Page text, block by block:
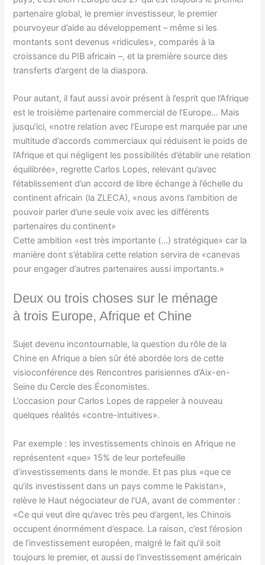
partenaire global, le premier investisseur, le premier
pourvoyeur d’aide au développement – même si les
montants sont devenus «ridicules», comparés à la
croissance du PIB africain –, et la première source des
transferts d’argent de la diaspora.
Pour autant, il faut aussi avoir présent à l’esprit que l’Afrique
est le troisième partenaire commercial de l’Europe… Mais
jusqu’ici, «notre relation avec l’Europe est marquée par une
multitude d’accords commerciaux qui réduisent le poids de
l’Afrique et qui négligent les possibilités d’établir une relation
équilibrée», regrette Carlos Lopes, relevant qu’avec
l’établissement d’un accord de libre échange à l’échelle du
continent africain (la ZLECA), «nous avons l’ambition de
pouvoir parler d’une seule voix avec les différents
partenaires du continent»
Cette ambition «est très importante (…) stratégique» car la
manière dont s’établira cette relation servira de «canevas
pour engager d’autres partenaires aussi importants.»
Deux ou trois choses sur le ménage
à trois Europe, Afrique et Chine
Sujet devenu incontournable, la question du rôle de la
Chine en Afrique a bien sûr été abordée lors de cette
visioconférence des Rencontres parisiennes d’Aix-en-
Seine du Cercle des Économistes.
L’occasion pour Carlos Lopes de rappeler à nouveau
quelques réalités «contre-intuitives».
Par exemple : les investissements chinois en Afrique ne
représentent «que» 15% de leur portefeuille
d’investissements dans le monde. Et pas plus «que ce
qu’ils investissent dans un pays comme le Pakistan»,
relève le Haut négociateur de l’UA, avant de commenter :
«Ce qui veut dire qu’avec très peu d’argent, les Chinois
occupent énormément d’espace. La raison, c’est l’érosion
de l’investissement européen, malgré le fait qu’il soit
toujours le premier, et aussi de l’investissement américain